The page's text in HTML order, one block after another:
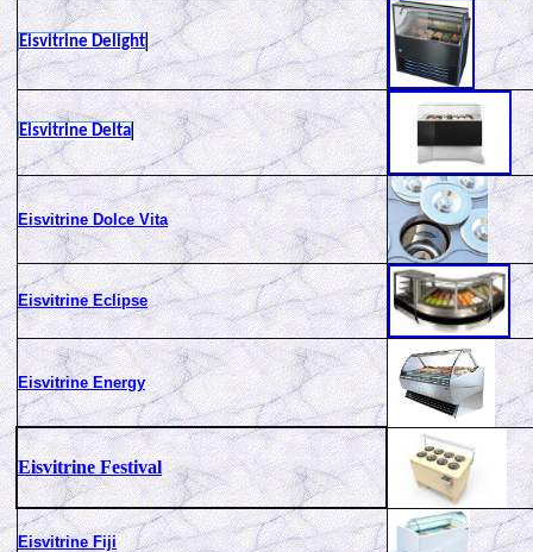
Eisvitrine Delight
Eisvitrine Delta
Eisvitrine Dolce Vita
Eisvitrine Eclipse
Eisvitrine Energy
Eisvitrine Festival
Eisvitrine Fiji